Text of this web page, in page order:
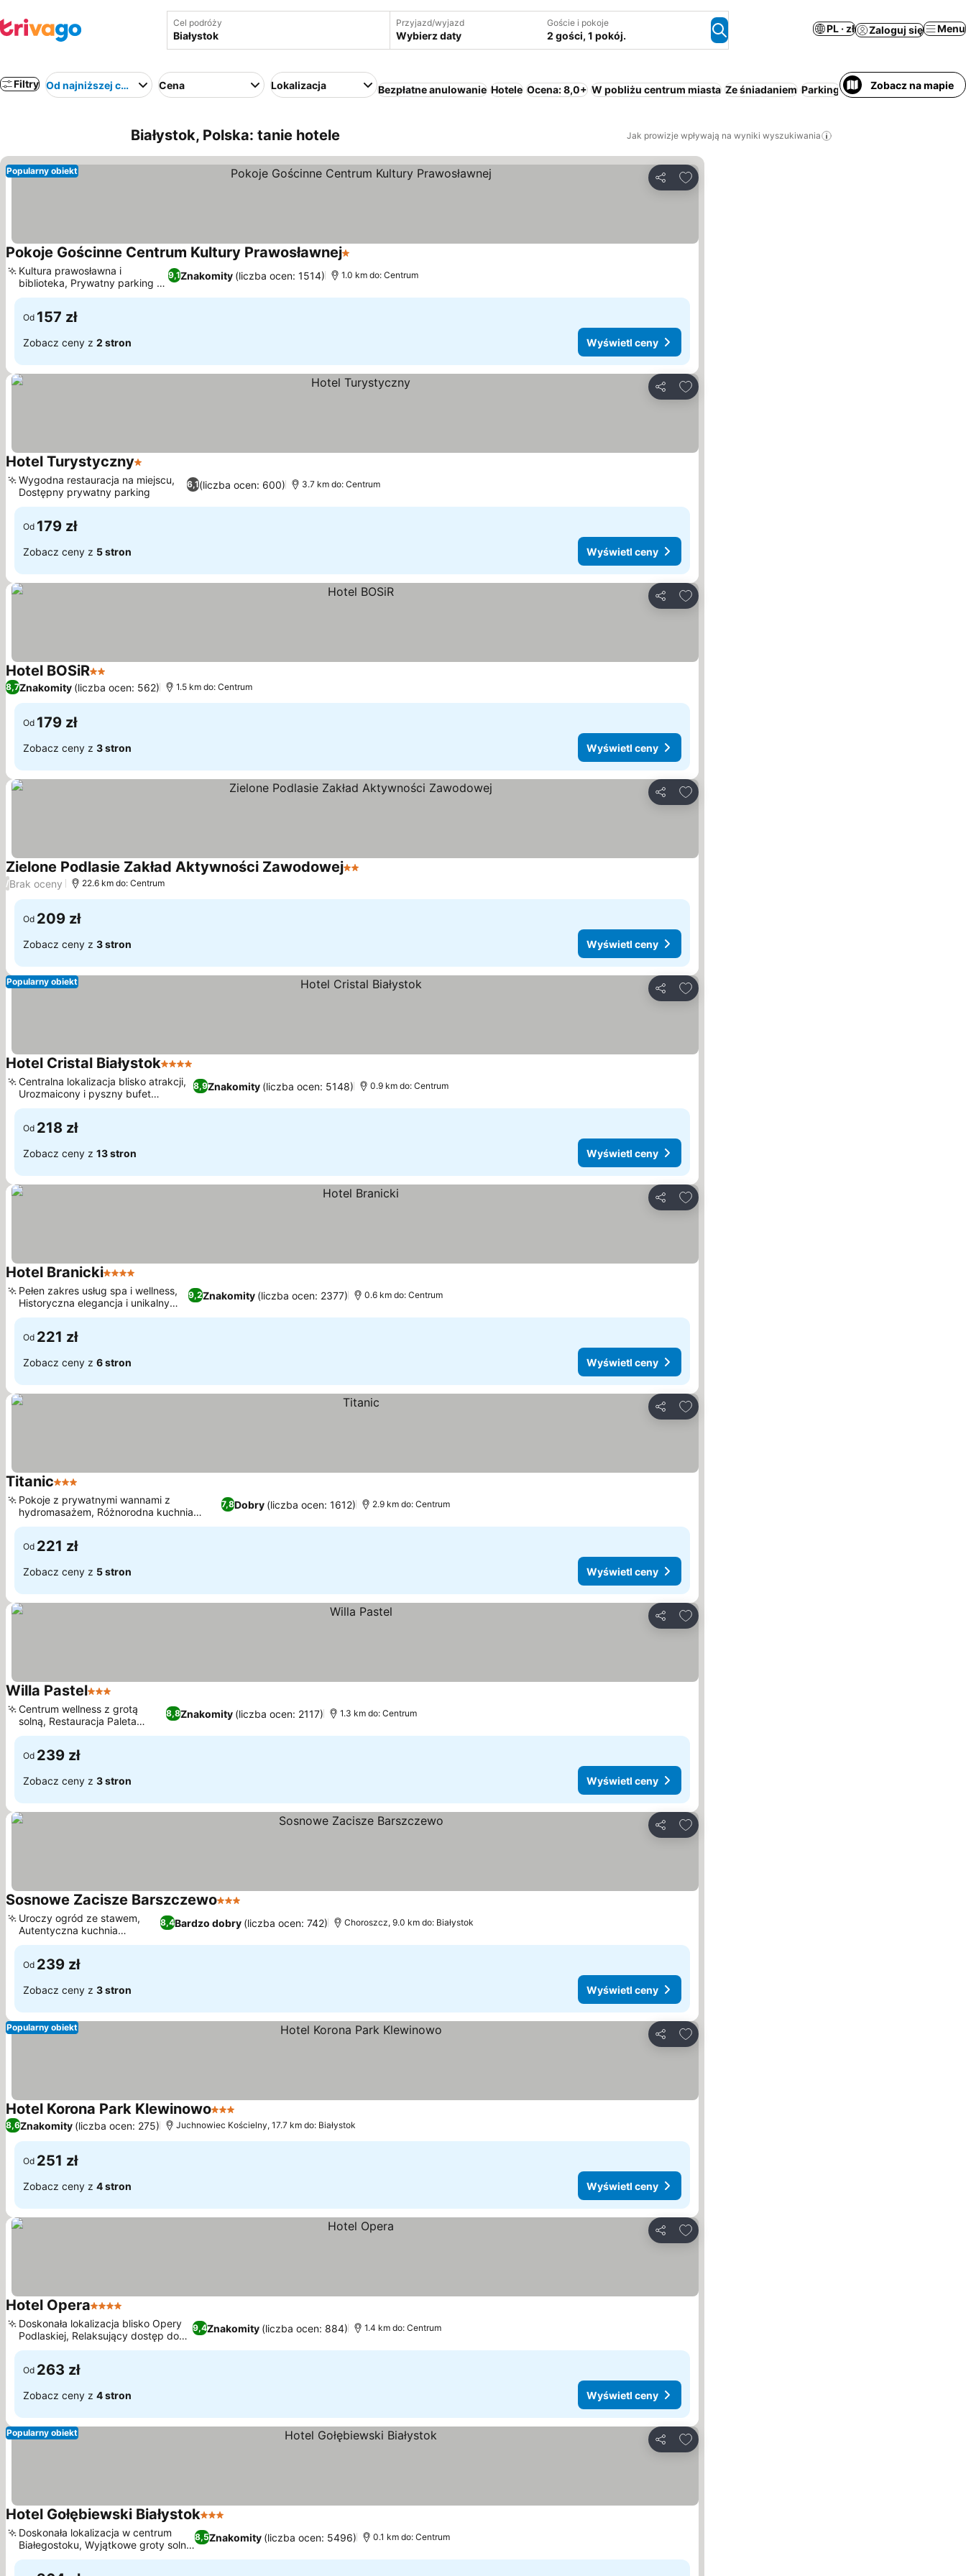
Cel podróży Przyjazd/wyjazd
Wybierz daty
Goście i pokoje
2 gości, 1 pokój.
PL · zł Zaloguj się Menu
Filtry Od najniższej ceny Cena Lokalizacja Bezpłatne anulowanie Hotele Ocena: 8,0+ W pobliżu centrum miasta Ze śniadaniem Parking Basen Śniadanie i
Zobacz na mapie
Białystok, Polska: tanie hotele Jak prowizje wpływają na wyniki wyszukiwania
Udostępnij
Dodaj do ulubionych
Popularny obiekt
Pokoje Gościnne Centrum Kultury Prawosławnej1 Kategoria
9,1Znakomity (liczba ocen: 1514)
Kultura prawosławna i
biblioteka, Prywatny parking w
pobliżu
1.0 km do: Centrum
Od 157 zł
Zobacz ceny z 2 stron Wyświetl ceny
Udostępnij
Dodaj do ulubionych
Hotel Turystyczny1 Kategoria
6,1(liczba ocen: 600)
Wygodna restauracja na miejscu,
Dostępny prywatny parking
3.7 km do: Centrum
Od 179 zł
Zobacz ceny z 5 stron Wyświetl ceny
Udostępnij
Dodaj do ulubionych
Hotel BOSiR2 Kategoria
8,7Znakomity (liczba ocen: 562) 1.5 km do: Centrum
Od 179 zł
Zobacz ceny z 3 stron Wyświetl ceny
Udostępnij
Dodaj do ulubionych
Zielone Podlasie Zakład Aktywności Zawodowej2 Kategoria
/Brak oceny 22.6 km do: Centrum
Od 209 zł
Zobacz ceny z 3 stron Wyświetl ceny
Udostępnij
Dodaj do ulubionych
Popularny obiekt
Hotel Cristal Białystok4 Kategoria
8,9Znakomity (liczba ocen: 5148)
Centralna lokalizacja blisko atrakcji,
Urozmaicony i pyszny bufet
śniadaniowy
0.9 km do: Centrum
Od 218 zł
Zobacz ceny z 13 stron Wyświetl ceny
Udostępnij
Dodaj do ulubionych
Hotel Branicki4 Kategoria
9,2Znakomity (liczba ocen: 2377)
Pełen zakres usług spa i wellness,
Historyczna elegancja i unikalny
design
0.6 km do: Centrum
Od 221 zł
Zobacz ceny z 6 stron Wyświetl ceny
Udostępnij
Dodaj do ulubionych
Titanic3 Kategoria
7,8Dobry (liczba ocen: 1612)
Pokoje z prywatnymi wannami z
hydromasażem, Różnorodna kuchnia
polska i europejska
2.9 km do: Centrum
Od 221 zł
Zobacz ceny z 5 stron Wyświetl ceny
Udostępnij
Dodaj do ulubionych
Willa Pastel3 Kategoria
8,8Znakomity (liczba ocen: 2117)
Centrum wellness z grotą
solną, Restauracja Paleta
Smaków
1.3 km do: Centrum
Od 239 zł
Zobacz ceny z 3 stron Wyświetl ceny
Udostępnij
Dodaj do ulubionych
Sosnowe Zacisze Barszczewo3 Kategoria
8,4Bardzo dobry (liczba ocen: 742)
Uroczy ogród ze stawem,
Autentyczna kuchnia
regionalna
Choroszcz, 9.0 km do: Białystok
Od 239 zł
Zobacz ceny z 3 stron Wyświetl ceny
Udostępnij
Dodaj do ulubionych
Popularny obiekt
Hotel Korona Park Klewinowo3 Kategoria
8,6Znakomity (liczba ocen: 275) Juchnowiec Kościelny, 17.7 km do: Białystok
Od 251 zł
Zobacz ceny z 4 stron Wyświetl ceny
Udostępnij
Dodaj do ulubionych
Hotel Opera4 Kategoria
9,4Znakomity (liczba ocen: 884)
Doskonała lokalizacja blisko Opery
Podlaskiej, Relaksujący dostęp do
sauny
1.4 km do: Centrum
Od 263 zł
Zobacz ceny z 4 stron Wyświetl ceny
Udostępnij
Dodaj do ulubionych
Popularny obiekt
Hotel Gołębiewski Białystok3 Kategoria
8,5Znakomity (liczba ocen: 5496)
Doskonała lokalizacja w centrum
Białegostoku, Wyjątkowe groty solne
i lodowe
0.1 km do: Centrum